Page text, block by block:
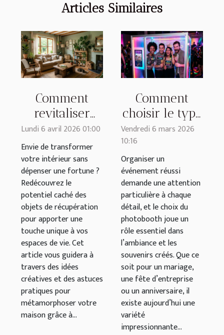
Articles Similaires
Comment
revitaliser
votre espace
avec des
objets de
récupération ?
Lundi 6 avril 2026 01:00
Envie de transformer
votre intérieur sans
dépenser une fortune ?
Redécouvrez le
potentiel caché des
objets de récupération
pour apporter une
touche unique à vos
espaces de vie. Cet
article vous guidera à
travers des idées
créatives et des astuces
pratiques pour
métamorphoser votre
maison grâce à...
Comment
choisir le type
de photobooth
idéal pour
votre
événement ?
Vendredi 6 mars 2026
10:16
Organiser un
événement réussi
demande une attention
particulière à chaque
détail, et le choix du
photobooth joue un
rôle essentiel dans
l’ambiance et les
souvenirs créés. Que ce
soit pour un mariage,
une fête d’entreprise
ou un anniversaire, il
existe aujourd’hui une
variété
impressionnante...